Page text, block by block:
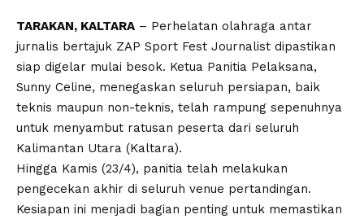
TARAKAN, KALTARA – Perhelatan olahraga antar
jurnalis bertajuk ZAP Sport Fest Journalist dipastikan
siap digelar mulai besok. Ketua Panitia Pelaksana,
Sunny Celine, menegaskan seluruh persiapan, baik
teknis maupun non-teknis, telah rampung sepenuhnya
untuk menyambut ratusan peserta dari seluruh
Kalimantan Utara (Kaltara).
Hingga Kamis (23/4), panitia telah melakukan
pengecekan akhir di seluruh venue pertandingan.
Kesiapan ini menjadi bagian penting untuk memastikan